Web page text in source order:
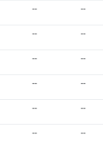
-- --
-- --
-- --
-- --
-- --
-- --